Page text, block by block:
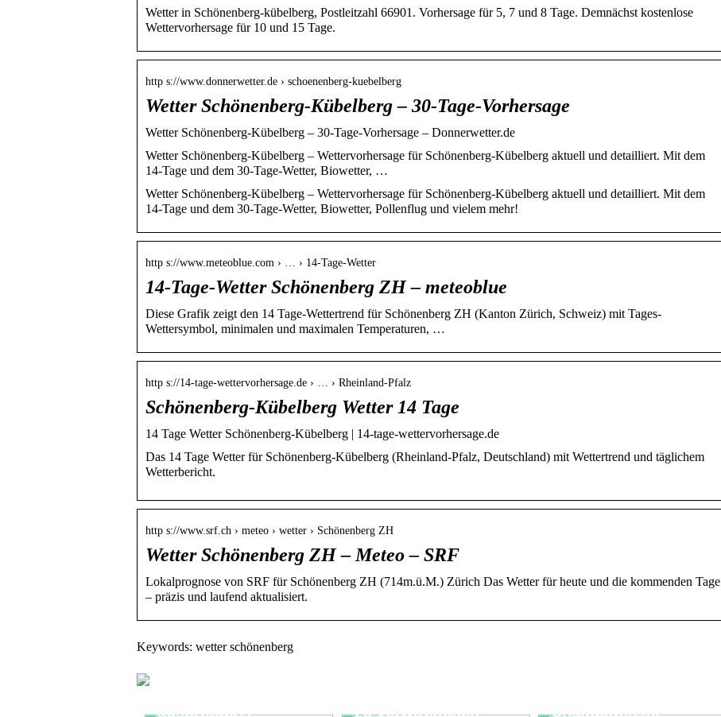
Wetter in Schönenberg-kübelberg, Postleitzahl 66901. Vorhersage für 5, 7 und 8 Tage. Demnächst kostenlose
Wettervorhersage für 10 und 15 Tage.
http s://www.donnerwetter.de › schoenenberg-kuebelberg
Wetter Schönenberg-Kübelberg – 30-Tage-Vorhersage
Wetter Schönenberg-Kübelberg – 30-Tage-Vorhersage – Donnerwetter.de
Wetter Schönenberg-Kübelberg – Wettervorhersage für Schönenberg-Kübelberg aktuell und detailliert. Mit dem
14-Tage und dem 30-Tage-Wetter, Biowetter, …
Wetter Schönenberg-Kübelberg – Wettervorhersage für Schönenberg-Kübelberg aktuell und detailliert. Mit dem
14-Tage und dem 30-Tage-Wetter, Biowetter, Pollenflug und vielem mehr!
http s://www.meteoblue.com › … › 14-Tage-Wetter
14-Tage-Wetter Schönenberg ZH – meteoblue
Diese Grafik zeigt den 14 Tage-Wettertrend für Schönenberg ZH (Kanton Zürich, Schweiz) mit Tages-
Wettersymbol, minimalen und maximalen Temperaturen, …
http s://14-tage-wettervorhersage.de › … › Rheinland-Pfalz
Schönenberg-Kübelberg Wetter 14 Tage
14 Tage Wetter Schönenberg-Kübelberg | 14-tage-wettervorhersage.de
Das 14 Tage Wetter für Schönenberg-Kübelberg (Rheinland-Pfalz, Deutschland) mit Wettertrend und täglichem
Wetterbericht.
http s://www.srf.ch › meteo › wetter › Schönenberg ZH
Wetter Schönenberg ZH – Meteo – SRF
Lokalprognose von SRF für Schönenberg ZH (714m.ü.M.) Zürich Das Wetter für heute und die kommenden Tage
– präzis und laufend aktualisiert.
Keywords: wetter schönenberg
ausprobiert?
zu verwirklichen
Champions ist